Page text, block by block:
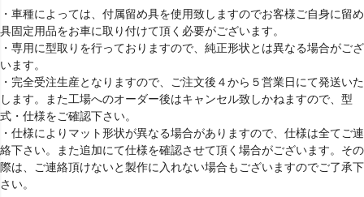
・車種によっては、付属留め具を使用致しますのでお客様ご自身に留め
具固定用品をお車に取り付けて頂く必要がございます。
・専用に型取りを行っておりますので、純正形状とは異なる場合がござ
います。
・完全受注生産となりますので、ご注文後４から５営業日にて発送いた
します。また工場へのオーダー後はキャンセル致しかねますので、型
式・仕様をご確認下さい。
・仕様によりマット形状が異なる場合がありますので、仕様は全てご連
絡下さい。また追加にて仕様を確認させて頂く場合がございます。その
際は、ご連絡頂けないと製作に入れない場合もございますのでご了承下
さい。